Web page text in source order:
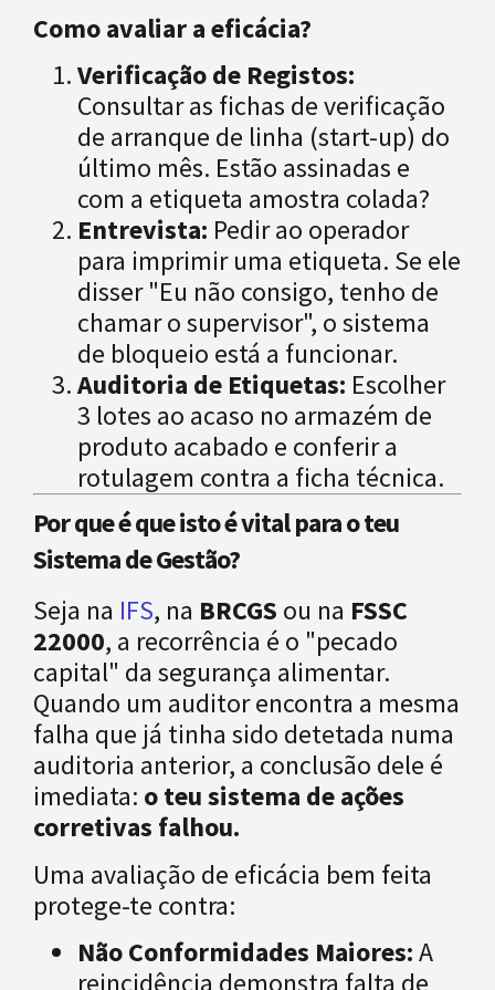
Como avaliar a eficácia?
Verificação de Registos:
Consultar as fichas de verificação
de arranque de linha (start-up) do
último mês. Estão assinadas e
com a etiqueta amostra colada?
Entrevista: Pedir ao operador
para imprimir uma etiqueta. Se ele
disser "Eu não consigo, tenho de
chamar o supervisor", o sistema
de bloqueio está a funcionar.
Auditoria de Etiquetas: Escolher
3 lotes ao acaso no armazém de
produto acabado e conferir a
rotulagem contra a ficha técnica.
Por que é que isto é vital para o teu
Sistema de Gestão?
Seja na IFS, na BRCGS ou na FSSC
22000, a recorrência é o "pecado
capital" da segurança alimentar.
Quando um auditor encontra a mesma
falha que já tinha sido detetada numa
auditoria anterior, a conclusão dele é
imediata: o teu sistema de ações
corretivas falhou.
Uma avaliação de eficácia bem feita
protege-te contra:
Não Conformidades Maiores:A
reincidência demonstra falta de